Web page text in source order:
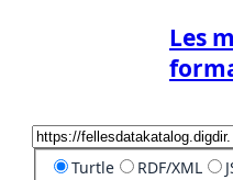
Les
Turtle RDF/XML